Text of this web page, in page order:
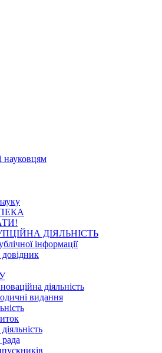
науковцям
ДІЯЛЬНІСТЬ
інформації
діяльність
видання